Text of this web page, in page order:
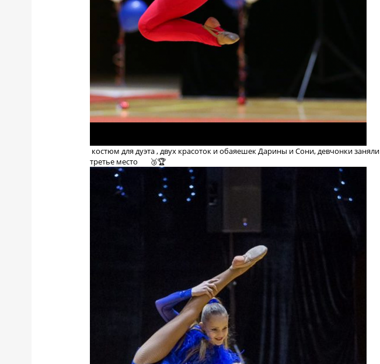
костюм для дуэта , двух красоток и обаяешек Дарины и Сони, девчонки заняли
третье место 🥉🏆